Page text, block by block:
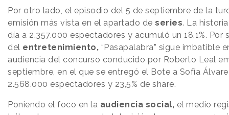
Por otro lado, el episodio del 5 de septiembre de la
emisión más vista en el apartado de series. La
día a 2.357.000 espectadores y acumuló un 18,1%. Por
del entretenimiento, “Pasapalabra” sigue imbatible
audiencia del concurso conducido por Roberto Leal
septiembre, en el que se entregó el Bote a Sofía
2.568.000 espectadores y 23,5% de share.
Poniendo el foco en la audiencia social, el medio